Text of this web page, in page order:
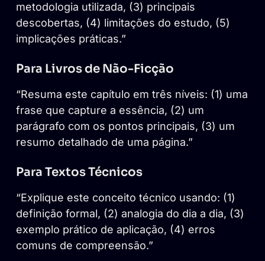
metodologia utilizada, (3) principais
descobertas, (4) limitações do estudo, (5)
implicações práticas.”
Para Livros de Não-Ficção
“Resuma este capítulo em três níveis: (1) uma
frase que capture a essência, (2) um
parágrafo com os pontos principais, (3) um
resumo detalhado de uma página.”
Para Textos Técnicos
“Explique este conceito técnico usando: (1)
definição formal, (2) analogia do dia a dia, (3)
exemplo prático de aplicação, (4) erros
comuns de compreensão.”